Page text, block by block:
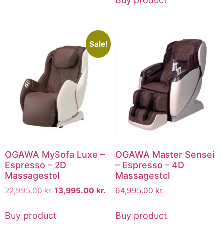
Sale!
OGAWA MySofa Luxe –
Espresso – 2D
Massagestol
22,995.00kr. 13,995.00 kr.
Buy product
OGAWA Master Sensei
– Espresso – 4D
Massagestol
64,995.00 kr.
Buy product